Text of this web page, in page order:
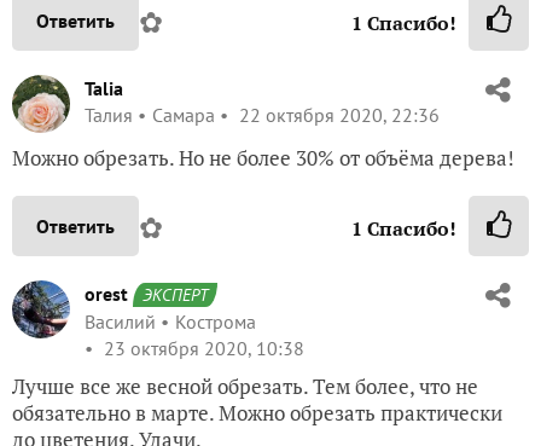
Ответить ✿ 1 Спасибо!
Talia
Талия
Самара 22 октября 2020, 22:36
Можно обрезать. Но не более 30% от объёма дерева!
Ответить ✿ 1 Спасибо!
orest ЭКСПЕРТ
Василий
Кострома
23 октября 2020, 10:38
Лучше все же весной обрезать. Тем более, что не
обязательно в марте. Можно обрезать практически
до цветения. Удачи.